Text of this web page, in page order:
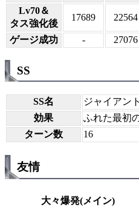
Lv70＆
タス強化後
17689 22564
ゲージ成功 - 27076
SS
SS名
ジャイアン
効果
ふれた最初
ターン数
16
友情
大々爆発(メイン)